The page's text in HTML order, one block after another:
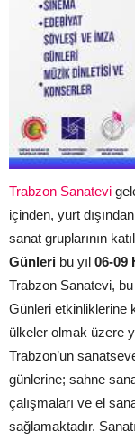
Trabzon Sanatevi
içinden, yurt
sanat gruplarının
Günleri bu yıl 06-09
Trabzon Sanatevi,
Günleri etkinliklerine
ülkeler olmak üzere
Trabzon’un
günlerine; sahne
çalışmaları ve el
sağlamaktadır.